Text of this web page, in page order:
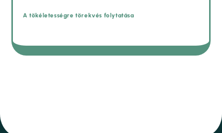
A tökéletességre törekvés folytatása